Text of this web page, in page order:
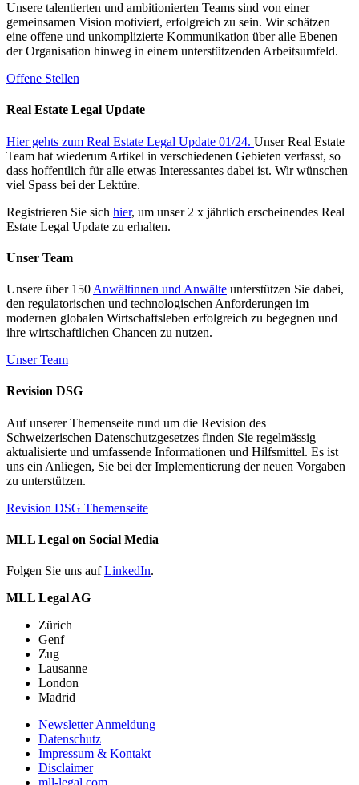
Unsere talentierten und ambitionierten Teams sind von einer
gemeinsamen Vision motiviert, erfolgreich zu sein. Wir schätzen
eine offene und unkomplizierte Kommunikation über alle Ebenen
der Organisation hinweg in einem unterstützenden Arbeitsumfeld.
Offene Stellen
Real Estate Legal Update
Hier gehts zum Real Estate Legal Update 01/24. Unser Real Estate
Team hat wiederum Artikel in verschiedenen Gebieten verfasst, so
dass hoffentlich für alle etwas Interessantes dabei ist. Wir wünschen
viel Spass bei der Lektüre.
Registrieren Sie sich hier, um unser 2 x jährlich erscheinendes Real
Estate Legal Update zu erhalten.
Unser Team
Unsere über 150 Anwältinnen und Anwälte unterstützen Sie dabei,
den regulatorischen und technologischen Anforderungen im
modernen globalen Wirtschaftsleben erfolgreich zu begegnen und
ihre wirtschaftlichen Chancen zu nutzen.
Unser Team
Revision DSG
Auf unserer Themenseite rund um die Revision des
Schweizerischen Datenschutzgesetzes finden Sie regelmässig
aktualisierte und umfassende Informationen und Hilfsmittel. Es ist
uns ein Anliegen, Sie bei der Implementierung der neuen Vorgaben
zu unterstützen.
Revision DSG Themenseite
MLL Legal on Social Media
Folgen Sie uns aufLinkedIn.
MLL Legal AG
Zürich
Genf
Zug
Lausanne
London
Madrid
Newsletter Anmeldung
Datenschutz
Impressum & Kontakt
Disclaimer